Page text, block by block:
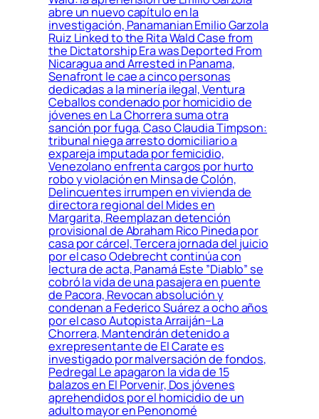
abre un nuevo capítulo en la
investigación, Panamanian Emilio Garzola
Ruiz Linked to the Rita Wald Case from
the Dictatorship Era was Deported From
Nicaragua and Arrested in Panama,
Senafront le cae a cinco personas
dedicadas a la minería ilegal, Ventura
Ceballos condenado por homicidio de
jóvenes en La Chorrera suma otra
sanción por fuga, Caso Claudia Timpson:
tribunal niega arresto domiciliario a
expareja imputada por femicidio,
Venezolano enfrenta cargos por hurto
robo y violación en Minsa de Colón,
Delincuentes irrumpen en vivienda de
directora regional del Mides en
Margarita, Reemplazan detención
provisional de Abraham Rico Pineda por
casa por cárcel, Tercera jornada del juicio
por el caso Odebrecht continúa con
lectura de acta, Panamá Este ”Diablo” se
cobró la vida de una pasajera en puente
de Pacora, Revocan absolución y
condenan a Federico Suárez a ocho años
por el caso Autopista Arraiján–La
Chorrera, Mantendrán detenido a
exrepresentante de El Carate es
investigado por malversación de fondos,
Pedregal Le apagaron la vida de 15
balazos en El Porvenir, Dos jóvenes
aprehendidos por el homicidio de un
adulto mayor en Penonomé